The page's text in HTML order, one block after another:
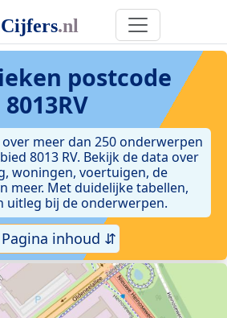
postcode
8013RV
meer dan 250 onderwerpen
8013 RV. Bekijk de data over
woningen, voertuigen, de
meer. Met duidelijke tabellen,
uitleg bij de onderwerpen.
Pagina inhoud ⇵